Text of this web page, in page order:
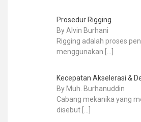
Prosedur Rigging
By Alvin Burhani
Rigging adalah proses
menggunakan
Kecepatan Akselerasi &
By Muh. Burhanuddin
Cabang mekanika yang
disebut […]